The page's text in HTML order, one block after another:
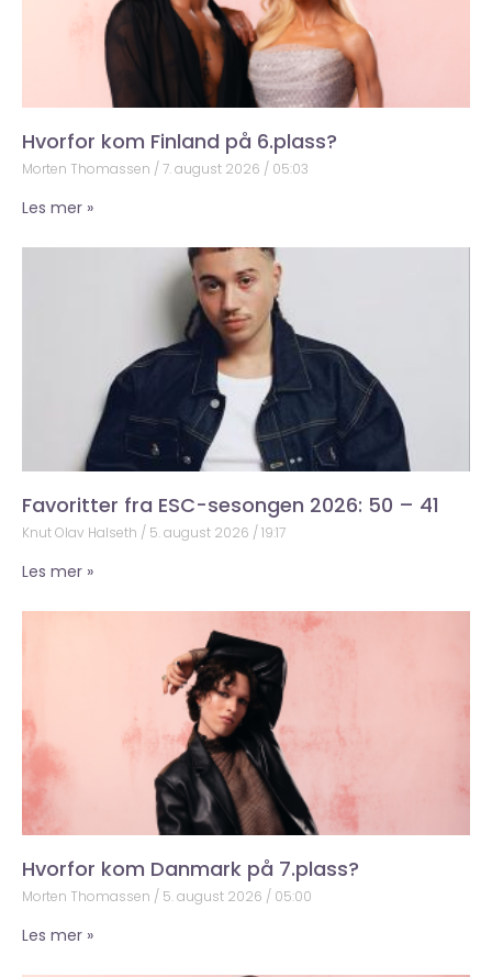
Hvorfor kom Finland på 6.plass?
Morten Thomassen 7. august 2026 05:03
Les mer »
Favoritter fra ESC-sesongen 2026: 50 – 41
Knut Olav Halseth 5. august 2026 19:17
Les mer »
Hvorfor kom Danmark på 7.plass?
Morten Thomassen 5. august 2026 05:00
Les mer »